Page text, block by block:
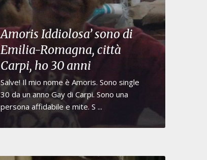
Amoris Iddiolosa’ sono di
Emilia-Romagna, città
Carpi, ho 30 anni
Salve! Il mio nome è Amoris. Sono single
30 da un anno Gay di Carpi. Sono una
persona affidabile e mite. S ...